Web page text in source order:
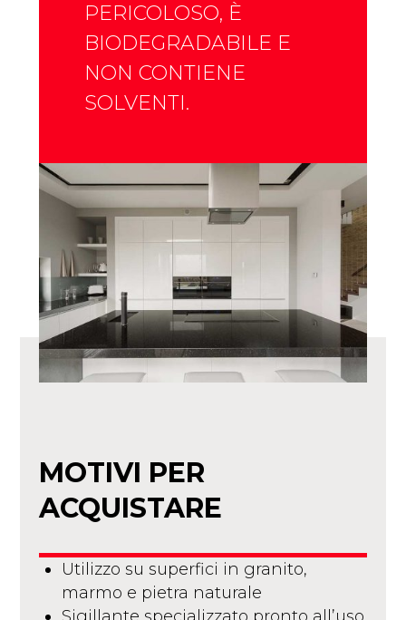
PERICOLOSO, È
BIODEGRADABILE E
NON CONTIENE
SOLVENTI.
MOTIVI PER
ACQUISTARE
Utilizzo su superfici in granito,
marmo e pietra naturale